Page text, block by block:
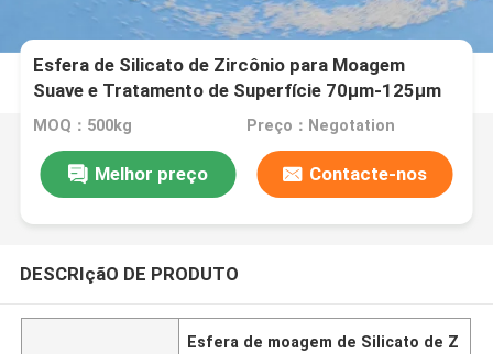
Esfera de Silicato de Zircônio para Moagem
Suave e Tratamento de Superfície 70µm-125µm
B120
MOQ：500kg Preço：Negotation
Melhor preço Contacte-nos
DESCRIçãO DE PRODUTO
Esfera de moagem de Silicato de Z